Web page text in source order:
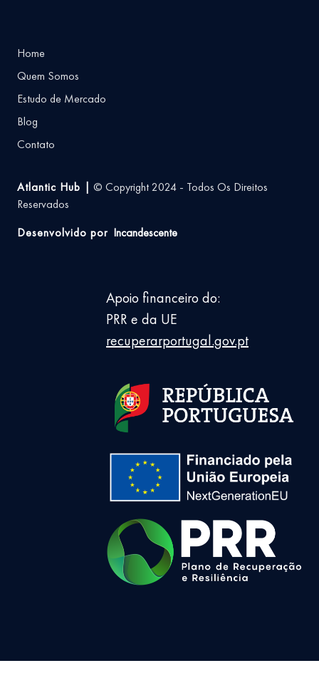
Home
Quem Somos
Estudo de Mercado
Blog
Contato
Atlantic Hub |
© Copyright 2024 - Todos Os Direitos
Reservados
Desenvolvido por Incandescente
Apoio financeiro do:
PRR e da UE
recuperarportugal.gov.pt